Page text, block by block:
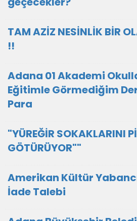
TAM AZİZ NESİNLİK BİR
!!
Adana 01 Akademi
Eğitimle Görmediğim
Para
"YÜREĞİR SOKAKLARINI
GÖTÜRÜYOR""
Amerikan Kültür
İade Talebi